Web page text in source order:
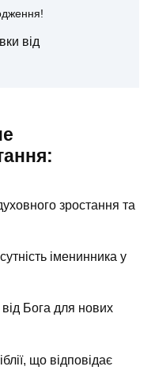
від
зростання та
іменинника у
Бога для нових
що відповідає